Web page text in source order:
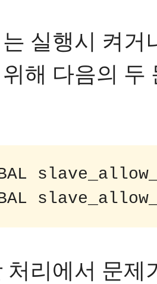
실행시 켜거
해 다음의 두
처리에서 문제